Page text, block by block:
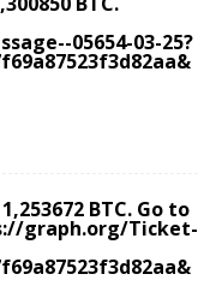
05654-03-25?
BTC. Go to
graph.org/Ticket-